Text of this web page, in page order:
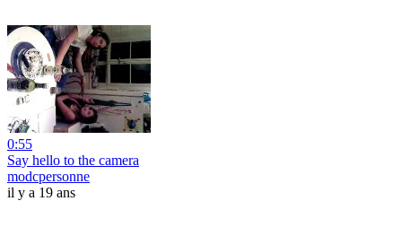
0:55
Say hello to the camera
modcpersonne
il y a 19 ans